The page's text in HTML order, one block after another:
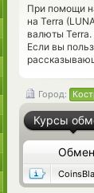
При помощи
на Terra
валюты
Если вы
Город:
Курсы